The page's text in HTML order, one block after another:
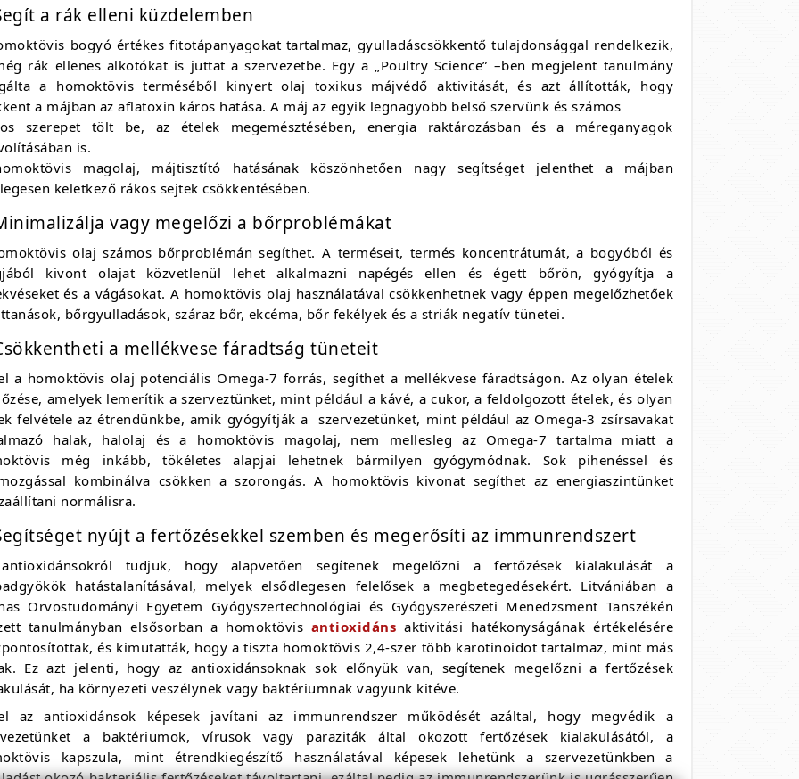
a rák elleni küzdelemben
bogyó értékes fitotápanyagokat tartalmaz, gyulladáscsökkentő tulajdonsággal rendelkezik,
rák ellenes alkotókat is juttat a szervezetbe. Egy a „Poultry Science” –ben megjelent tanulmány
a homoktövis terméséből kinyert olaj toxikus májvédő aktivitását, és azt állították, hogy
a májban az aflatoxin káros hatása. A máj az egyik legnagyobb belső szervünk és számos
szerepet tölt be, az ételek megemésztésében, energia raktározásban és a méreganyagok
is.
magolaj, májtisztító hatásának köszönhetően nagy segítséget jelenthet a májban
keletkező rákos sejtek csökkentésében.
vagy megelőzi a bőrproblémákat
olaj számos bőrproblémán segíthet. A terméseit, termés koncentrátumát, a bogyóból és
kivont olajat közvetlenül lehet alkalmazni napégés ellen és égett bőrön, gyógyítja a
és a vágásokat. A homoktövis olaj használatával csökkenhetnek vagy éppen megelőzhetőek
bőrgyulladások, száraz bőr, ekcéma, bőr fekélyek és a striák negatív tünetei.
a mellékvese fáradtság tüneteit
a homoktövis olaj potenciális Omega-7 forrás, segíthet a mellékvese fáradtságon. Az olyan ételek
amelyek lemerítik a szerveztünket, mint például a kávé, a cukor, a feldolgozott ételek, és olyan
felvétele az étrendünkbe, amik gyógyítják a szervezetünket, mint például az Omega-3 zsírsavakat
halak, halolaj és a homoktövis magolaj, nem mellesleg az Omega-7 tartalma miatt a
még inkább, tökéletes alapjai lehetnek bármilyen gyógymódnak. Sok pihenéssel és
kombinálva csökken a szorongás. A homoktövis kivonat segíthet az energiaszintünket
normálisra.
nyújt a fertőzésekkel szemben és megerősíti az immunrendszert
tudjuk, hogy alapvetően segítenek megelőzni a fertőzések kialakulását a
hatástalanításával, melyek elsődlegesen felelősek a megbetegedésekért. Litvániában a
Orvostudományi Egyetem Gyógyszertechnológiai és Gyógyszerészeti Menedzsment Tanszékén
tanulmányban elsősorban a homoktövis antioxidáns aktivitási hatékonyságának értékelésére
és kimutatták, hogy a tiszta homoktövis 2,4-szer több karotinoidot tartalmaz, mint más
Ez azt jelenti, hogy az antioxidánsoknak sok előnyük van, segítenek megelőzni a fertőzések
ha környezeti veszélynek vagy baktériumnak vagyunk kitéve.
az antioxidánsok képesek javítani az immunrendszer működését azáltal, hogy megvédik a
a baktériumok, vírusok vagy paraziták által okozott fertőzések kialakulásától, a
kapszula, mint étrendkiegészítő használatával képesek lehetünk a szervezetünkben a